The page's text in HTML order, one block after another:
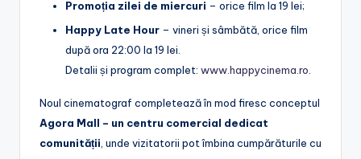
Promoția zilei de miercuri – orice film la 19 lei;
Happy Late Hour – vineri și sâmbătă, orice film
după ora 22:00 la 19 lei.
Detalii și program complet: www.happycinema.ro.
Noul cinematograf completează în mod firesc conceptul
Agora Mall – un centru comercial dedicat
comunității, unde vizitatorii pot îmbina cumpărăturile cu